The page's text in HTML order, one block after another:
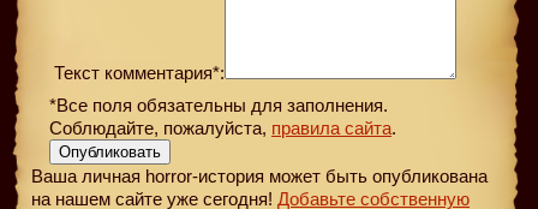
Текст комментария*:
*Все поля обязательны для заполнения.
Соблюдайте, пожалуйста, правила сайта.
Опубликовать
Ваша личная horror-история может быть опубликована
на нашем сайте уже сегодня! Добавьте собственную